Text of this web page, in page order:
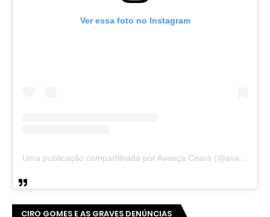
Ver essa foto no Instagram
Uma publicação compartilhada por Avança Ceará (@avancaceara)
CIRO GOMES E AS GRAVES DENÚNCIAS